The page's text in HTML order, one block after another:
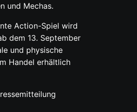
und Mechas.
Action-Spiel wird
dem 13. September
und physische
Handel erhältlich